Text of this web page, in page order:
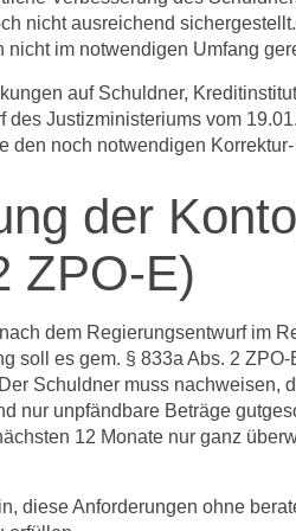
nicht ausreichend
im notwendigen Umfang
auf Schuldner,
Justizministeriums vom
noch notwendigen
der
ZPO-E)
dem Regierungsentwurf im
soll es gem. § 833a Abs. 2
Schuldner muss nachweisen,
nur unpfändbare Beträge
12 Monate nur ganz
diese Anforderungen ohne